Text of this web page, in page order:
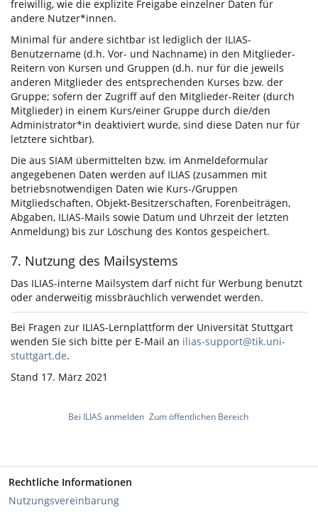
freiwillig, wie die explizite Freigabe einzelner Daten für
andere Nutzer*innen.
Minimal für andere sichtbar ist lediglich der ILIAS-
Benutzername (d.h. Vor- und Nachname) in den Mitglieder-
Reitern von Kursen und Gruppen (d.h. nur für die jeweils
anderen Mitglieder des entsprechenden Kurses bzw. der
Gruppe; sofern der Zugriff auf den Mitglieder-Reiter (durch
Mitglieder) in einem Kurs/einer Gruppe durch die/den
Administrator*in deaktiviert wurde, sind diese Daten nur für
letztere sichtbar).
Die aus SIAM übermittelten bzw. im Anmeldeformular
angegebenen Daten werden auf ILIAS (zusammen mit
betriebsnotwendigen Daten wie Kurs-/Gruppen
Mitgliedschaften, Objekt-Besitzerschaften, Forenbeiträgen,
Abgaben, ILIAS-Mails sowie Datum und Uhrzeit der letzten
Anmeldung) bis zur Löschung des Kontos gespeichert.
7. Nutzung des Mailsystems
Das ILIAS-interne Mailsystem darf nicht für Werbung benutzt
oder anderweitig missbräuchlich verwendet werden.
Bei Fragen zur ILIAS-Lernplattform der Universität Stuttgart
wenden Sie sich bitte per E-Mail an ilias-support@tik.uni-
stuttgart.de.
Stand 17. März 2021
Bei ILIAS anmelden Zum öffentlichen Bereich
Rechtliche Informationen
Nutzungsvereinbarung